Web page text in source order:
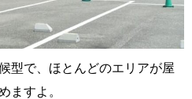
型で、ほとんどのエリアが屋
ますよ。